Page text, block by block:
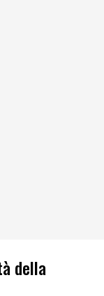
della